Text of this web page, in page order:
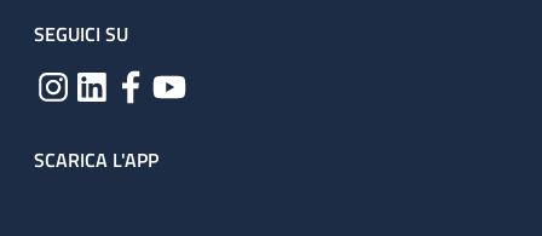
SEGUICI SU
SCARICA L'APP